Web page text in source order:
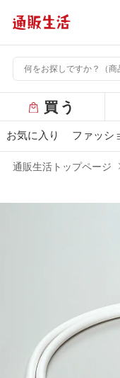
ー
バ
ュ
買う
お気に入り ファッシ
通販生活トップページ